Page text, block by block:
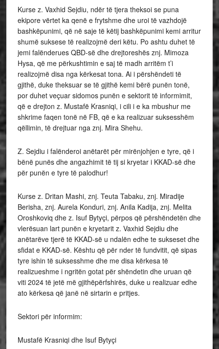
Kurse z. Vaxhid Sejdiu, ndër të tjera theksoi se puna
ekipore vërtet ka qenë e frytshme dhe uroi të vazhdojë
bashkëpunimi, që në saje të këtij bashkëpunimi kemi arritur
shumë suksese të realizojmë deri këtu. Po ashtu duhet të
jemi falënderues QBD-së dhe drejtoreshës znj. Mimoza
Hysa, që me përkushtimin e saj të madh arritëm t’i
realizojmë disa nga kërkesat tona. Ai i përshëndeti të
gjithë, duke theksuar se të gjithë kemi bërë punën tonë,
por duhet veçuar sidomos punën e sektorit të informimit,
që e drejton z. Mustafë Krasniqi, i cili i e ka mbushur me
shkrime faqen tonë në FB, që e ka realizuar suksesshëm
qëllimin, të drejtuar nga znj. Mira Shehu.
Z. Sejdiu i falënderoi anëtarët për mirënjohjen e tyre, që i
bënë punës dhe angazhimit të tij si kryetar i KKAD-së dhe
për punën e tyre të palodhur!
Kurse z. Dritan Mashi, znj. Teuta Tabaku, znj. Miradije
Berisha, znj. Aurela Konduri, znj. Anila Kadija, znj. Melita
Oroshkoviq dhe z. Isuf Bytyçi, përpos që përshëndetën dhe
vlerësuan lart punën e kryetarit z. Vaxhid Sejdiu dhe
anëtarëve tjerë të KKAD-së u ndalën edhe te sukseset dhe
sfidat e KKAD-së. Kështu që për nder të fundvitit, që sipas
tyre ishin të suksesshme dhe me disa kërkesa të
realizueshme i ngritën gotat për shëndetin dhe uruan që
viti 2024 të jetë më gjithëpërfshirës, duke u realizuar edhe
ato kërkesa që janë në sirtarin e pritjes.
Sektori për informim:
Mustafë Krasniqi dhe Isuf Bytyçi